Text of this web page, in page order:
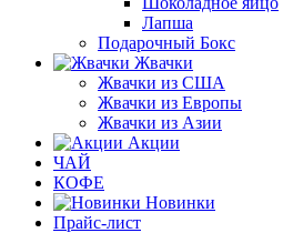
Лапша
Подарочный Бокс
Жвачки
Жвачки из США
Жвачки из Европы
Жвачки из Азии
Акции
ЧАЙ
КОФЕ
Новинки
Прайс-лист